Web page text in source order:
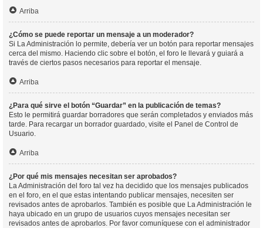
Arriba
¿Cómo se puede reportar un mensaje a un moderador?
Si La Administración lo permite, debería ver un botón para reportar mensajes
cerca del mismo. Haciendo clic sobre el botón, el foro le llevará y guiará a
través de ciertos pasos necesarios para reportar el mensaje.
Arriba
¿Para qué sirve el botón “Guardar” en la publicación de temas?
Esto le permitirá guardar borradores que serán completados y enviados más
tarde. Para recargar un borrador guardado, visite el Panel de Control de
Usuario.
Arriba
¿Por qué mis mensajes necesitan ser aprobados?
La Administración del foro tal vez ha decidido que los mensajes publicados
en el foro, en el que estas intentando publicar mensajes, necesiten ser
revisados antes de aprobarlos. También es posible que La Administración le
haya ubicado en un grupo de usuarios cuyos mensajes necesitan ser
revisados antes de aprobarlos. Por favor comuníquese con el administrador